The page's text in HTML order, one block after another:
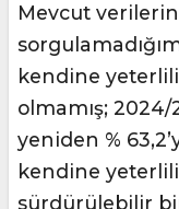
Mevcut
kendine
olmamış;
yeniden %
kendine
sürdürülebilir